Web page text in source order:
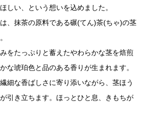
しい、という想いを込めました。
、抹茶の原料である碾(てん)茶(ちゃ)の茎
をたっぷりと蓄えたやわらかな茎を焙煎
な琥珀色と品のある香りが生まれます。
細な香ばしさに寄り添いながら、茎ほう
引き立ちます。ほっとひと息、きもちが